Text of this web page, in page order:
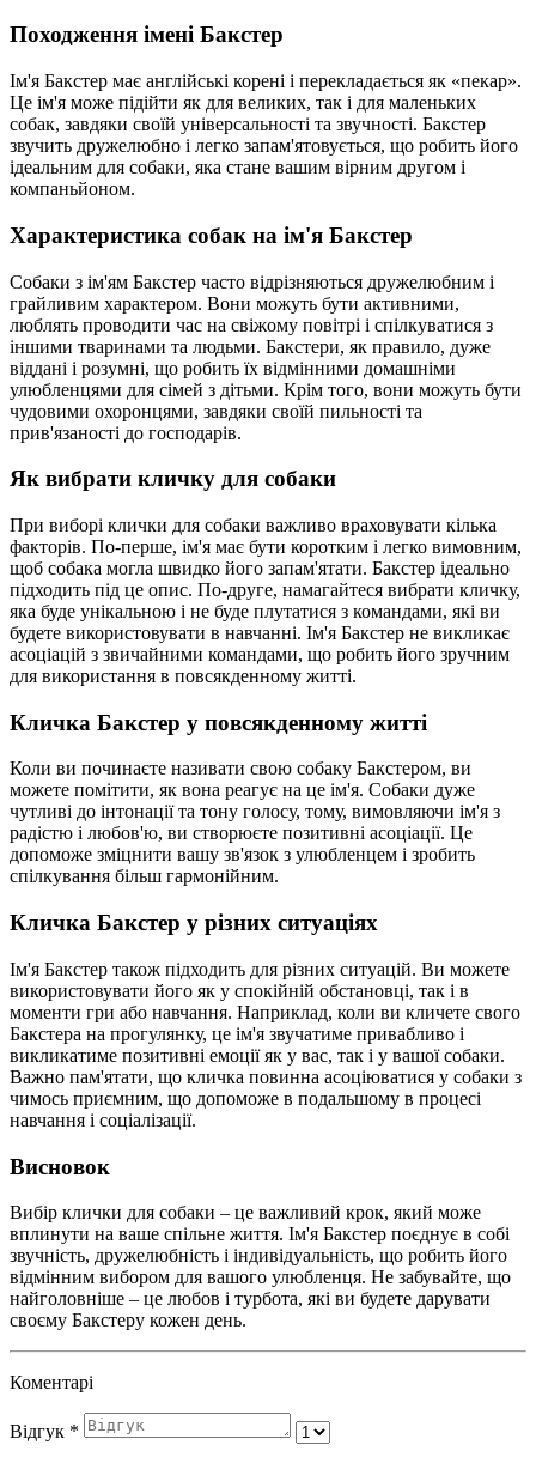
Походження імені Бакстер
Ім'я Бакстер має англійські корені і перекладається як «пекар».
Це ім'я може підійти як для великих, так і для маленьких
собак, завдяки своїй універсальності та звучності. Бакстер
звучить дружелюбно і легко запам'ятовується, що робить його
ідеальним для собаки, яка стане вашим вірним другом і
компаньйоном.
Характеристика собак на ім'я Бакстер
Собаки з ім'ям Бакстер часто відрізняються дружелюбним і
грайливим характером. Вони можуть бути активними,
люблять проводити час на свіжому повітрі і спілкуватися з
іншими тваринами та людьми. Бакстери, як правило, дуже
віддані і розумні, що робить їх відмінними домашніми
улюбленцями для сімей з дітьми. Крім того, вони можуть бути
чудовими охоронцями, завдяки своїй пильності та
прив'язаності до господарів.
Як вибрати кличку для собаки
При виборі клички для собаки важливо враховувати кілька
факторів. По-перше, ім'я має бути коротким і легко вимовним,
щоб собака могла швидко його запам'ятати. Бакстер ідеально
підходить під це опис. По-друге, намагайтеся вибрати кличку,
яка буде унікальною і не буде плутатися з командами, які ви
будете використовувати в навчанні. Ім'я Бакстер не викликає
асоціацій з звичайними командами, що робить його зручним
для використання в повсякденному житті.
Кличка Бакстер у повсякденному житті
Коли ви починаєте називати свою собаку Бакстером, ви
можете помітити, як вона реагує на це ім'я. Собаки дуже
чутливі до інтонації та тону голосу, тому, вимовляючи ім'я з
радістю і любов'ю, ви створюєте позитивні асоціації. Це
допоможе зміцнити вашу зв'язок з улюбленцем і зробить
спілкування більш гармонійним.
Кличка Бакстер у різних ситуаціях
Ім'я Бакстер також підходить для різних ситуацій. Ви можете
використовувати його як у спокійній обстановці, так і в
моменти гри або навчання. Наприклад, коли ви кличете свого
Бакстера на прогулянку, це ім'я звучатиме привабливо і
викликатиме позитивні емоції як у вас, так і у вашої собаки.
Важно пам'ятати, що кличка повинна асоціюватися у собаки з
чимось приємним, що допоможе в подальшому в процесі
навчання і соціалізації.
Висновок
Вибір клички для собаки – це важливий крок, який може
вплинути на ваше спільне життя. Ім'я Бакстер поєднує в собі
звучність, дружелюбність і індивідуальність, що робить його
відмінним вибором для вашого улюбленця. Не забувайте, що
найголовніше – це любов і турбота, які ви будете дарувати
своєму Бакстеру кожен день.
Коментарі
Відгук *